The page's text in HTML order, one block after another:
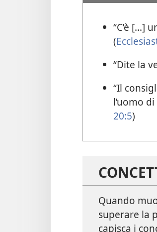
“C’è [...]
(
“Dite la
“Il
l’uomo
20:5)
Quando
superare la
capisca i